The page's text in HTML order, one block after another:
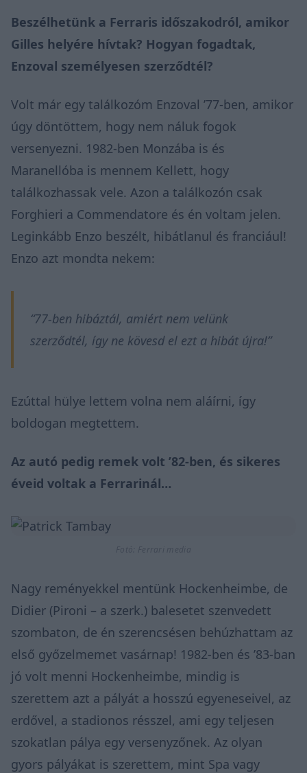
Beszélhetünk a Ferraris időszakodról, amikor
Gilles helyére hívtak? Hogyan fogadtak,
Enzoval személyesen szerződtél?
Volt már egy találkozóm Enzoval ’77-ben, amikor
úgy döntöttem, hogy nem náluk fogok
versenyezni. 1982-ben Monzába is és
Maranellóba is mennem Kellett, hogy
találkozhassak vele. Azon a találkozón csak
Forghieri a Commendatore és én voltam jelen.
Leginkább Enzo beszélt, hibátlanul és franciául!
Enzo azt mondta nekem:
“77-ben hibáztál, amiért nem velünk
szerződtél, így ne kövesd el ezt a hibát újra!”
Ezúttal hülye lettem volna nem aláírni, így
boldogan megtettem.
Az autó pedig remek volt ’82-ben, és sikeres
éveid voltak a Ferrarinál…
Nagy reményekkel mentünk Hockenheimbe, de
Didier (Pironi – a szerk.) balesetet szenvedett
szombaton, de én szerencsésen behúzhattam az
első győzelmemet vasárnap! 1982-ben és ’83-ban
jó volt menni Hockenheimbe, mindig is
szerettem azt a pályát a hosszú egyeneseivel, az
erdővel, a stadionos résszel, ami egy teljesen
szokatlan pálya egy versenyzőnek. Az olyan
gyors pályákat is szerettem, mint Spa vagy